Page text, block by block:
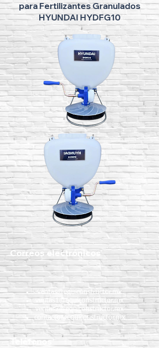
para Fertilizantes Granulados
HYUNDAI HYDFG10
Correos electrónicos
ventas@equiconstructor.mx
ventas1@equiconstructor.mx
ventas2@equiconstructor.mx
contacto@equiconstructor.mx
Teléfonos